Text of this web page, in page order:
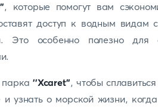
, которые помогут вам
доступ к водным видам
Это особенно полезно для
парка''Xcaret'', чтобы
узнать о морской жизни,